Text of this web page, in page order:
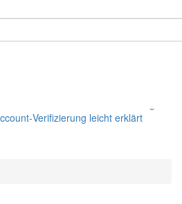
Methoden für deutsche Spieler
leicht erklärt